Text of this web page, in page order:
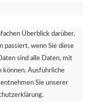
Überblick darüber,
passiert, wenn Sie diese
sind alle Daten, mit
können. Ausführliche
Sie unserer